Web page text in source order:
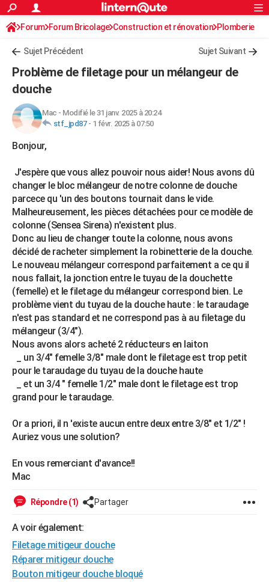
ACTUALITÉS
Politique
Société
Faits Divers
Education
Monde
Villes
+
Programme TV
TNTStreaming
Cinéma
Sorties cinéma
Musique
FINANCE
Retraite
Impôts
Epargne
Immobilier
Risques naturels par ville
Banque
Assurance
Crédit
AUTO
Réserver un essai
Citadines
Forum auto
Forum
Aménagement intérieur
Extérieur
Cuisine
Salle de bains
Jardinage
Rangement
WEEK-END
Guides de France
Escapades
Patrimoine
Expositions
Musées
Week-end nature
+LIFESTYLE
Art de vivre
Modes de vie
SANTE
Alimentation
Guide de la santé
Maladies
Médicaments
Sommeil
VOYAGE
Destinations
City break
Voyage nature
Voyage de noces
Forum
Climat
+PHOTO
GUIDES D'ACHAT
BONS PLANS
CARTE DE VOEUX
Carte de Noël
Carte Bonne année
Carte Saint-Valentin
Carte Pâques
Carte d'anniversaire
DICTIONNAIRE
Dictionnaire
Biographies
Citations
Expressions
Proverbes
COPAINS D'AVANT
FORUM
Bricolage
Lifestyle
Culture
Sport
Auto
Television
Voyage
Cinema
Rechercher
S'inscrire
Connexion
Forum Forum Bricolage Construction et rénovation Plomberie
Sujet Précédent Sujet Suivant
Problème de filetage pour un mélangeur de
douche
Mac - Modifié le 31 janv. 2025 à 20:24
stf_jpd87- 1 févr. 2025 à 07:50
Bonjour,
J'espère que vous allez pouvoir nous aider! Nous avons dû
changer le bloc mélangeur de notre colonne de douche
parcece qu 'un des boutons tournait dans le vide.
Malheureusement, les pièces détachées pour ce modèle de
colonne (Sensea Sirena) n'existent plus.
Donc au lieu de changer toute la colonne, nous avons
décidé de racheter simplement la robinetterie de la douche.
Le nouveau mélangeur correspond parfaitement a ce qu il
nous fallait, la jonction entre le tuyau de la douchette
(femelle) et le filetage du mélangeur correspond bien. Le
problème vient du tuyau de la douche haute : le taraudage
n'est pas standard et ne correspond pas à au filetage du
mélangeur (3/4").
Nous avons alors acheté 2 réducteurs en laiton
_ un 3/4" femelle 3/8" male dont le filetage est trop petit
pour le taraudage du tuyau de la douche haute
_ et un 3/4 " femelle 1/2" male dont le filetage est trop
grand pour le taraudage.
Or a priori, il n 'existe aucun entre deux entre 3/8" et 1/2" !
Auriez vous une solution?
En vous remerciant d'avance!!
Mac
Répondre (1) Partager
A voir également:
Filetage mitigeur douche
Réparer mitigeur douche
Bouton mitigeur douche bloqué